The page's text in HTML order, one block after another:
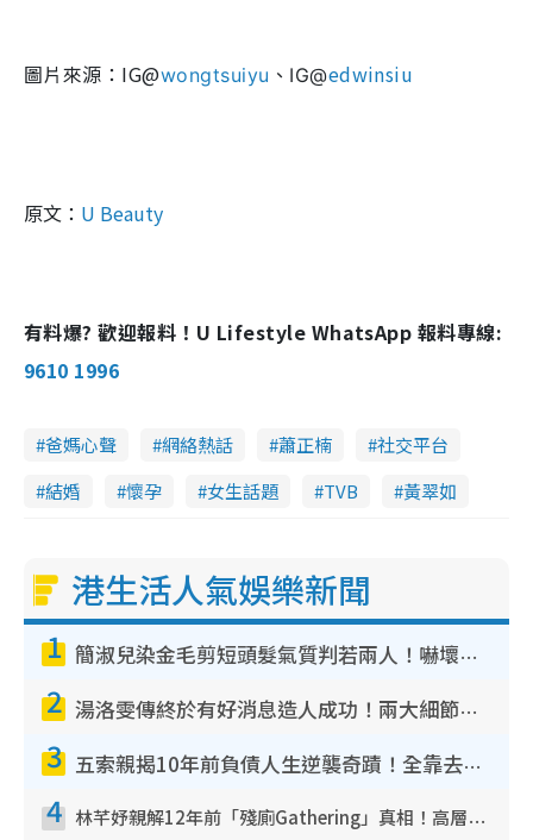
圖片來源：IG@wongtsuiyu 、IG@edwinsiu
原文： U Beauty
有料爆? 歡迎報料！U Lifestyle WhatsApp 報料專線:
9610 1996
爸媽心聲 網絡熱話 蕭正楠
社交平台
結婚
懷孕 女生話題 TVB 黃翠如
港生活人氣娛樂新聞
1 簡淑兒染金毛剪短頭髮氣質判若兩人！嚇壞老公麥大力都認唔出：「你做咩事？」
2 湯洛雯傳終於有好消息造人成功！兩大細節曝孕味極濃惹猜測：大肚婆先會咁！
3 五索親揭10年前負債人生逆襲奇蹟！全靠去一地方轉運後即遇上馬先生
4 林芊妤親解12年前「殘廁Gathering」真相！高層解約一句話重創尊嚴至今拒返TVB